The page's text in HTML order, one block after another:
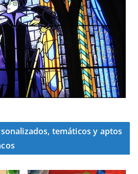
temáticos y aptos